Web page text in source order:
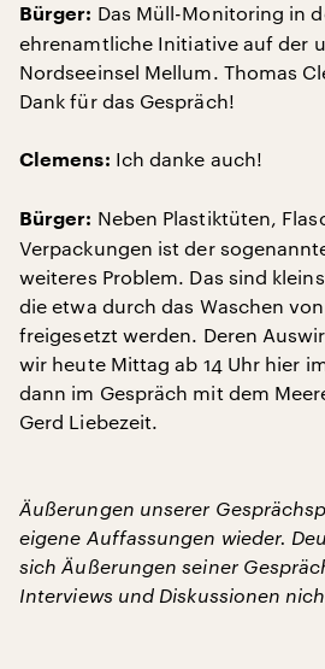
Bürger: Das Müll-Monitoring in
ehrenamtliche Initiative auf der
Nordseeinsel Mellum. Thomas
Dank für das Gespräch!
Clemens: Ich danke auch!
Bürger: Neben Plastiktüten,
Verpackungen ist der
weiteres Problem. Das sind
die etwa durch das Waschen
freigesetzt werden. Deren
wir heute Mittag ab 14 Uhr hier
dann im Gespräch mit dem
Gerd Liebezeit.
Äußerungen unserer
eigene Auffassungen wieder.
sich Äußerungen seiner
Interviews und Diskussionen